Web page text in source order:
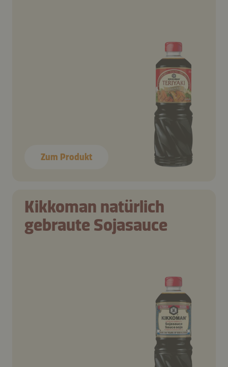
Zum Produkt
Kikkoman natürlich
gebraute Sojasauce